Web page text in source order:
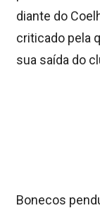
diante do
criticado pela
sua saída do
Bonecos